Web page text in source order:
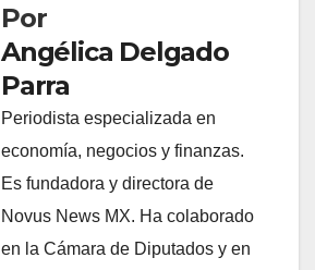
Por
Angélica Delgado
Parra
Periodista especializada en
economía, negocios y finanzas.
Es fundadora y directora de
Novus News MX. Ha colaborado
en la Cámara de Diputados y en